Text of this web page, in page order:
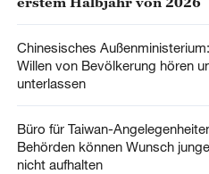
Chinesisches
Willen von Bevölkerung hören
unterlassen
Büro für Taiwan-
Behörden können Wunsch
nicht aufhalten